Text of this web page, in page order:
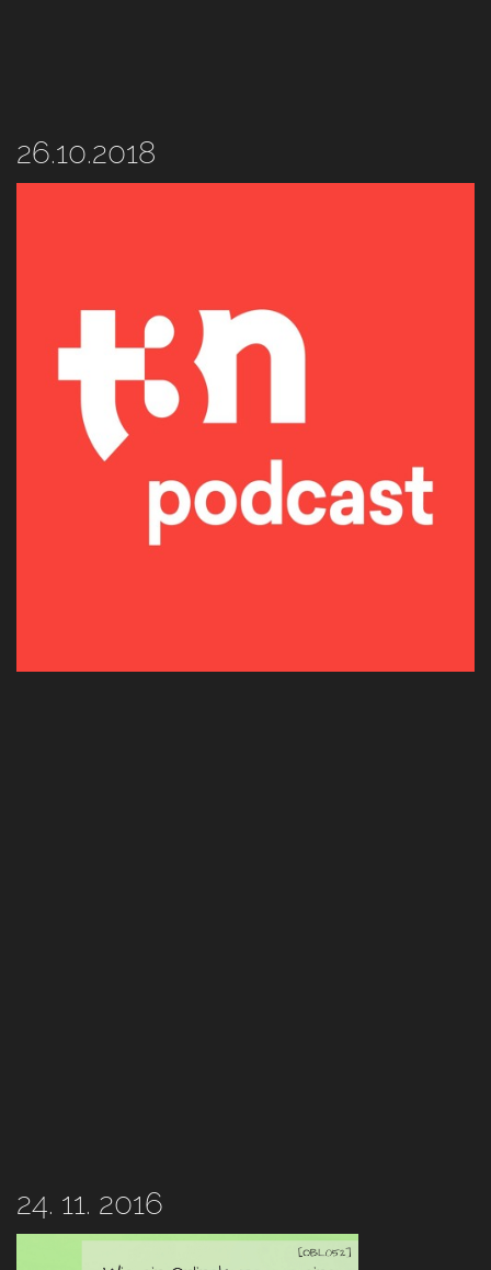
26.10.2018
24. 11. 2016